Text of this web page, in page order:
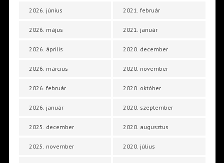
2026. június
2026. május
2026. április
2026. március
2026. február
2026. január
2025. december
2025. november
2021. február
2021. január
2020. december
2020. november
2020. október
2020. szeptember
2020. augusztus
2020. július